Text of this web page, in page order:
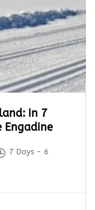
in 7
Engadine
7 Days - 6